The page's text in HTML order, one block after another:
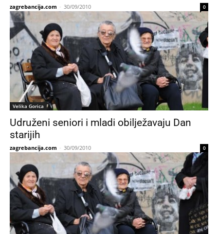
zagrebancija.com - 30/09/2010 0
Velika Gorica
Udruženi seniori i mladi obilježavaju Dan
starijih
zagrebancija.com - 30/09/2010 0